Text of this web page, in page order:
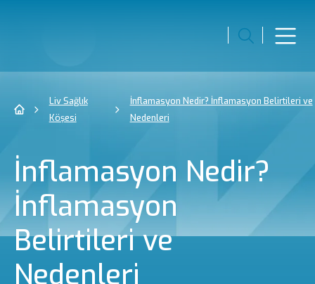
Liv Sağlık
Köşesi
İnflamasyon Nedir? İnflamasyon Belirtileri ve
Nedenleri
İnflamasyon Nedir?
İnflamasyon
Belirtileri ve
Nedenleri